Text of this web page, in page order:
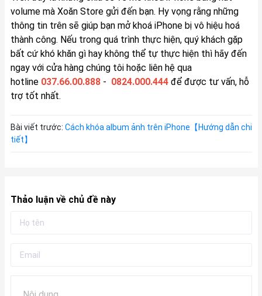
volume mà Xoăn Storegửi đến bạn. Hy vọng rằng những
thông tin trên sẽ giúp bạn mở khoá iPhone bị vô hiệu hoá
thành công. Nếu trong quá trình thực hiện, quý khách gặp
bất cứ khó khăn gì hay không thể tự thực hiện thì hãy đến
ngay với cửa hàng chúng tôi hoặc liên hệ qua
hotline 037.66.00.888- 0824.000.444để được tư vấn, hỗ
trợ tốt nhất.
Bài viết trước: Cách khóa album ảnh trên iPhone【Hướng dẫn chi
tiết】
Thảo luận về chủ đề này